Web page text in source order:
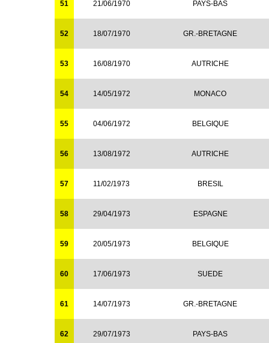
51 21/06/1970 PAYS-BAS
52 18/07/1970 GR.-BRETAGNE
53 16/08/1970 AUTRICHE
54 14/05/1972 MONACO
55 04/06/1972 BELGIQUE
56 13/08/1972 AUTRICHE
57 11/02/1973 BRESIL
58 29/04/1973 ESPAGNE
59 20/05/1973 BELGIQUE
60 17/06/1973 SUEDE
61 14/07/1973 GR.-BRETAGNE
62 29/07/1973 PAYS-BAS